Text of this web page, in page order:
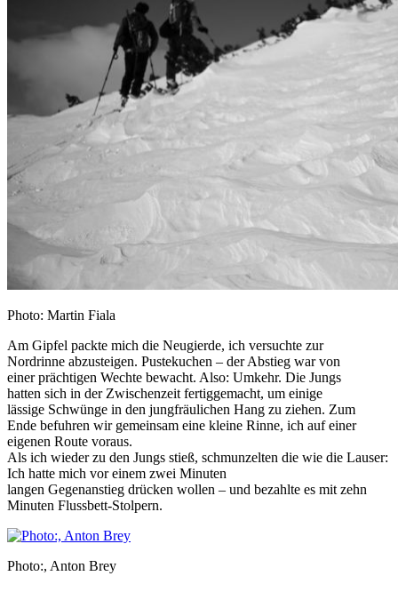
Photo: Martin Fiala
Am Gipfel packte mich die Neugierde, ich versuchte zur
Nordrinne abzusteigen. Pustekuchen – der Abstieg war von
einer prächtigen Wechte bewacht. Also: Umkehr. Die Jungs
hatten sich in der Zwischenzeit fertiggemacht, um einige
lässige Schwünge in den jungfräulichen Hang zu ziehen. Zum
Ende befuhren wir gemeinsam eine kleine Rinne, ich auf einer
eigenen Route voraus.
Als ich wieder zu den Jungs stieß, schmunzelten die wie die Lauser:
Ich hatte mich vor einem zwei Minuten
langen Gegenanstieg drücken wollen – und bezahlte es mit zehn
Minuten Flussbett-Stolpern.
Photo:, Anton Brey